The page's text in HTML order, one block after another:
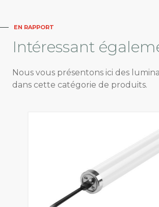
EN RAPPORT
Intéressant
Nous vous présentons ici des
dans cette catégorie de produits.